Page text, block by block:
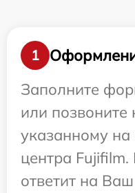
1
Заполните
или
указанному на
центра
ответит на